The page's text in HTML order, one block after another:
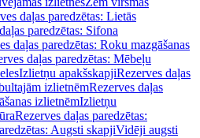
daļas paredzētas: Lietās
paredzētas: Sifona
daļas paredzētas: Roku mazgāšanas
daļas paredzētas: Mēbeļu
Izlietņu apakšskapjiRezerves daļas
izlietnēmRezerves daļas
izlietnēmIzlietņu
Rezerves daļas paredzētas:
Augsti skapjiVidēji augsti